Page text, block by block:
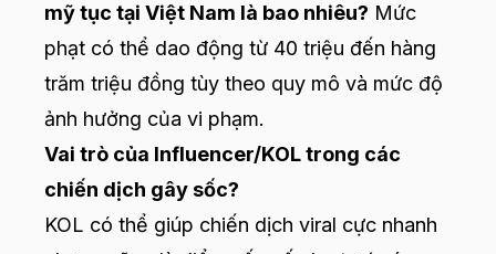
mỹ tục tại Việt Nam là bao nhiêu? Mức
phạt có thể dao động từ 40 triệu đến hàng
trăm triệu đồng tùy theo quy mô và mức độ
ảnh hưởng của vi phạm.
Vai trò của Influencer/KOL trong các
chiến dịch gây sốc?
KOL có thể giúp chiến dịch viral cực nhanh